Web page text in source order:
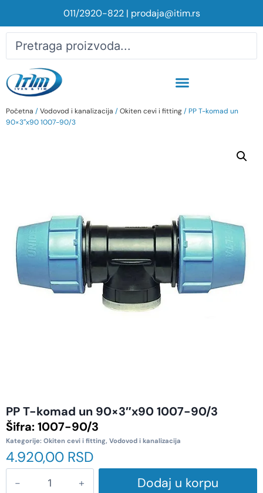
011/2920-822| prodaja@itim.rs
Početna /Vodovod i kanalizacija /Okiten cevi i fitting/ PP T-komad un
90×3″x90 1007-90/3
PP T-komad un 90×3″x90 1007-90/3
Šifra:1007-90/3
Kategorije: Okiten cevi i fitting, Vodovod i kanalizacija
4.920,00 RSD
Dodaj u korpu